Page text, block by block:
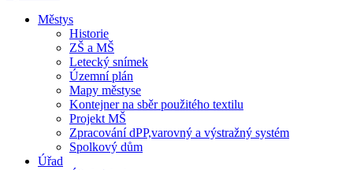
Městys
Historie
ZŠ a MŠ
Letecký snímek
Územní plán
Mapy městyse
Kontejner na sběr použitého textilu
Projekt MŠ
Zpracování dPP,varovný a výstražný systém
Spolkový dům
Úřad